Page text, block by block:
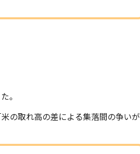
。
の取れ高の差による集落間の争いが